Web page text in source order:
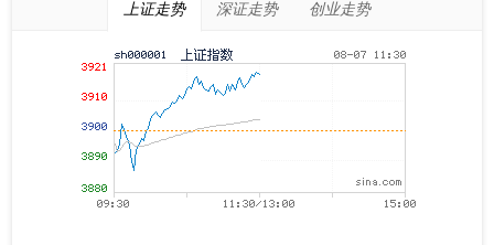
上证走势 深证走势 创业走势